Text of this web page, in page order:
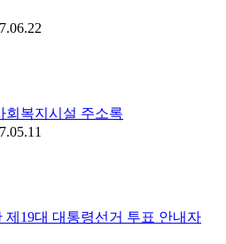
회복지시설 주소록
제19대 대통령선거 투표 안내자